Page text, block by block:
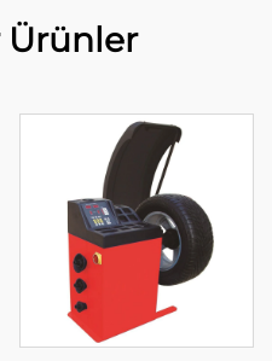
Ürünler